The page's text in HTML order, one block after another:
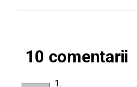
10 comentarii